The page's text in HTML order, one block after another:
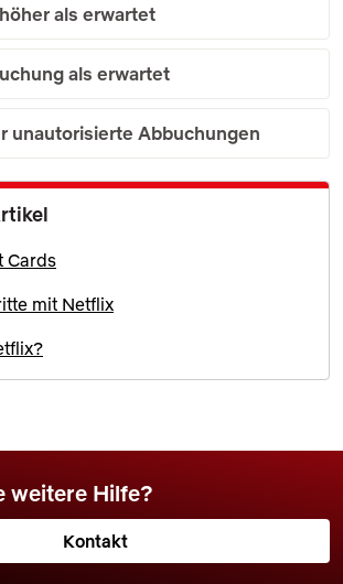
als erwartet
als erwartet
unautorisierte Abbuchungen
Cards
mit Netflix
weitere Hilfe?
Kontakt